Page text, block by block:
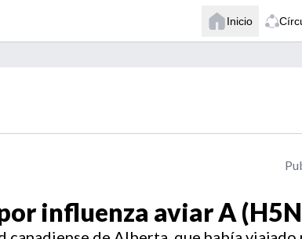
Inicio
influenza aviar A